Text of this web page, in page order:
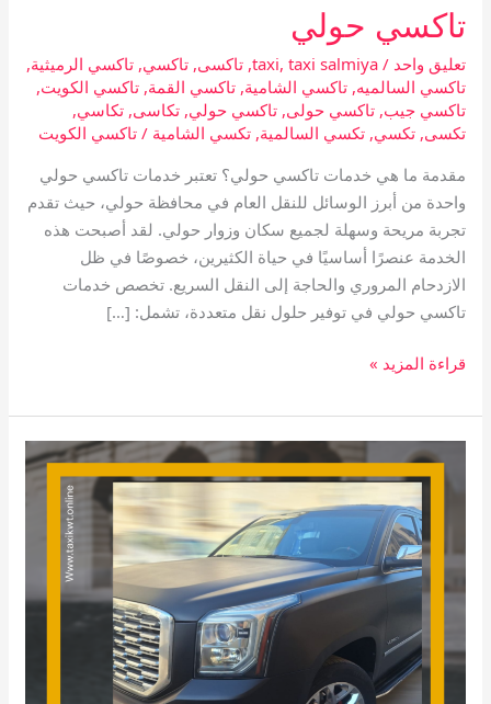
تاكسي حولي
تعليق واحد /
taxi, taxi salmiya
,تاكسى,تاكسي,تاكسي الرميثية,
تاكسي السالميه,تاكسي الشامية,تاكسي القمة,تاكسي الكويت,
تاكسي جيب,تاكسي حولى,تاكسي حولي,تكاسى,تكاسي,
تكسى,تكسي,تكسي السالمية,تكسي الشامية /تاكسي الكويت
مقدمة ما هي خدمات تاكسي حولي؟ تعتبر خدمات تاكسي حولي
واحدة من أبرز الوسائل للنقل العام في محافظة حولي، حيث تقدم
تجربة مريحة وسهلة لجميع سكان وزوار حولي. لقد أصبحت هذه
الخدمة عنصرًا أساسيًا في حياة الكثيرين، خصوصًا في ظل
الازدحام المروري والحاجة إلى النقل السريع. تخصص خدمات
تاكسي حولي في توفير حلول نقل متعددة، تشمل: […]
تاكسي
حولي
قراءة المزيد »
تاكسي
القمة